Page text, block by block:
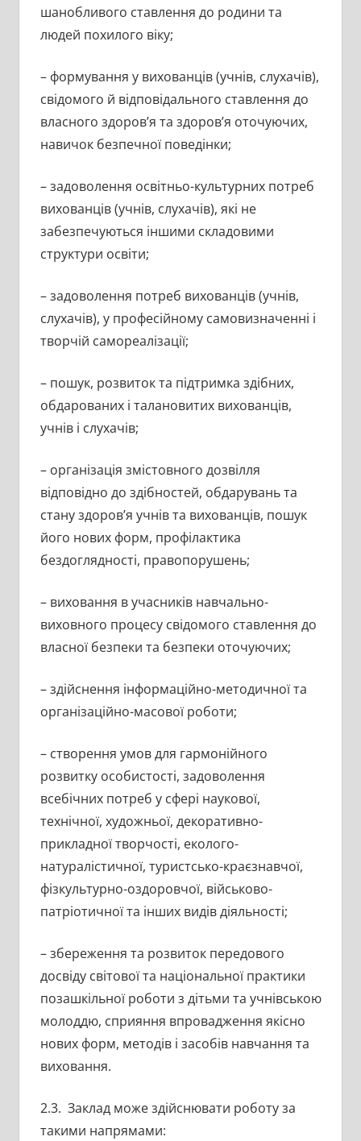
шанобливого ставлення до родини та
людей похилого віку;
– формування у вихованців (учнів, слухачів),
свідомого й відповідального ставлення до
власного здоров’я та здоров’я оточуючих,
навичок безпечної поведінки;
– задоволення освітньо-культурних потреб
вихованців (учнів, слухачів), які не
забезпечуються іншими складовими
структури освіти;
– задоволення потреб вихованців (учнів,
слухачів), у професійному самовизначенні і
творчій самореалізації;
– пошук, розвиток та підтримка здібних,
обдарованих і талановитих вихованців,
учнів і слухачів;
– організація змістовного дозвілля
відповідно до здібностей, обдарувань та
стану здоров’я учнів та вихованців, пошук
його нових форм, профілактика
бездоглядності, правопорушень;
– виховання в учасників навчально-
виховного процесу свідомого ставлення до
власної безпеки та безпеки оточуючих;
– здійснення інформаційно-методичної та
організаційно-масової роботи;
– створення умов для гармонійного
розвитку особистості, задоволення
всебічних потреб у сфері наукової,
технічної, художньої, декоративно-
прикладної творчості, еколого-
натуралістичної, туристсько-краєзнавчої,
фізкультурно-оздоровчої, військово-
патріотичної та інших видів діяльності;
– збереження та розвиток передового
досвіду світової та національної практики
позашкільної роботи з дітьми та учнівською
молоддю, сприяння впровадження якісно
нових форм, методів і засобів навчання та
виховання.
2.3. Заклад може здійснювати роботу за
такими напрямами: